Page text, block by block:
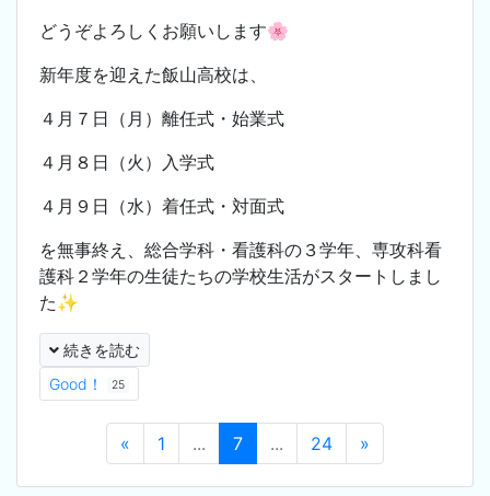
どうぞよろしくお願いします🌸
新年度を迎えた飯山高校は、
４月７日（月）離任式・始業式
４月８日（火）入学式
４月９日（水）着任式・対面式
を無事終え、総合学科・看護科の３学年、専攻科看
護科２学年の生徒たちの学校生活がスタートしまし
た✨
続きを読む
Good！
25
« 1 ... 7 ... 24 »